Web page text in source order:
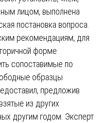
лицом, выполнена
постановка вопроса.
рекомендациям, для
форме
сопоставимые по
образцы
предложив
из других
другим годом. Эксперт